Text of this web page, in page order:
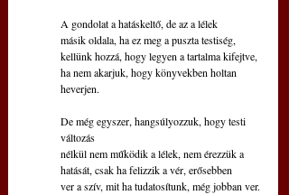
A gondolat a hatáskeltő, de az a lélek
másik oldala, ha ez meg a puszta testiség,
kellünk hozzá, hogy legyen a tartalma kifejtve,
ha nem akarjuk, hogy könyvekben holtan
heverjen.
De még egyszer, hangsúlyozzuk, hogy testi
változás
nélkül nem működik a lélek, nem érezzük a
hatását, csak ha felizzik a vér, erősebben
ver a szív, mit ha tudatosítunk, még jobban ver.